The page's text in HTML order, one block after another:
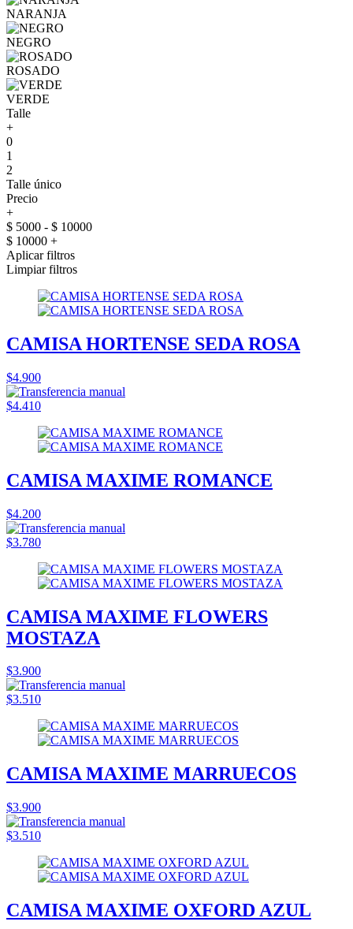
NARANJA
NEGRO
ROSADO
VERDE
Talle
+
0
1
2
Talle único
Precio
+
$ 5000 - $ 10000
$ 10000 +
Aplicar filtros
Limpiar filtros
CAMISA HORTENSE SEDA ROSA
$4.900
$4.410
CAMISA MAXIME ROMANCE
$4.200
$3.780
CAMISA MAXIME FLOWERS
MOSTAZA
$3.900
$3.510
CAMISA MAXIME MARRUECOS
$3.900
$3.510
CAMISA MAXIME OXFORD AZUL